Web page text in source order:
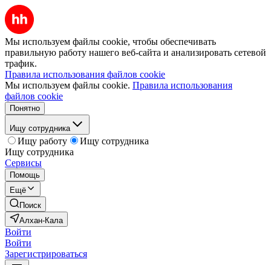
Мы используем файлы cookie, чтобы обеспечивать
правильную работу нашего веб-сайта и анализировать сетевой
трафик.
Правила использования файлов cookie
Мы используем файлы cookie. Правила использования
файлов cookie
Понятно
Ищу сотрудника
Ищу работу
Ищу сотрудника
Ищу сотрудника
Сервисы
Помощь
Ещё
Поиск
Алхан-Кала
Войти
Войти
Зарегистрироваться